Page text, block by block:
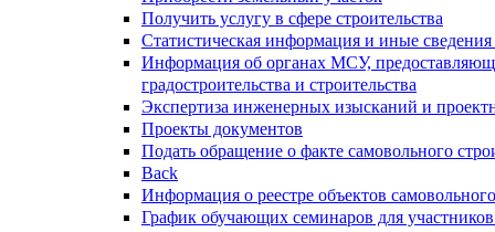
Получить услугу в сфере строительства
Статистическая информация и иные сведения
Информация об органах МСУ,
градостроительства и строительства
Экспертиза инженерных изысканий и
Проекты документов
Подать обращение о факте самовольного
Back
Информация о реестре объектов
График обучающих семинаров для участников